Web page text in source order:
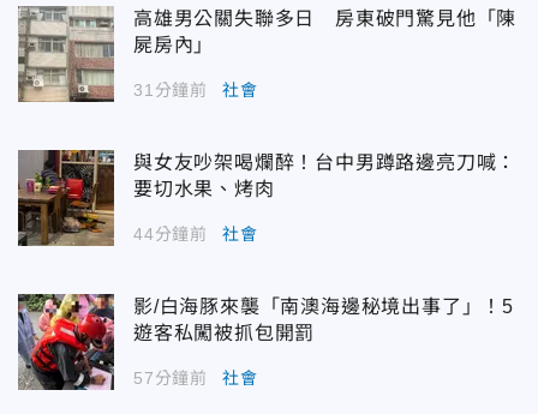
高雄男公關失聯多日 房東破門驚見他「陳
屍房內」
31分鐘前 社會
與女友吵架喝爛醉！台中男蹲路邊亮刀喊：
要切水果、烤肉
44分鐘前 社會
影/白海豚來襲「南澳海邊秘境出事了」！5
遊客私闖被抓包開罰
57分鐘前 社會